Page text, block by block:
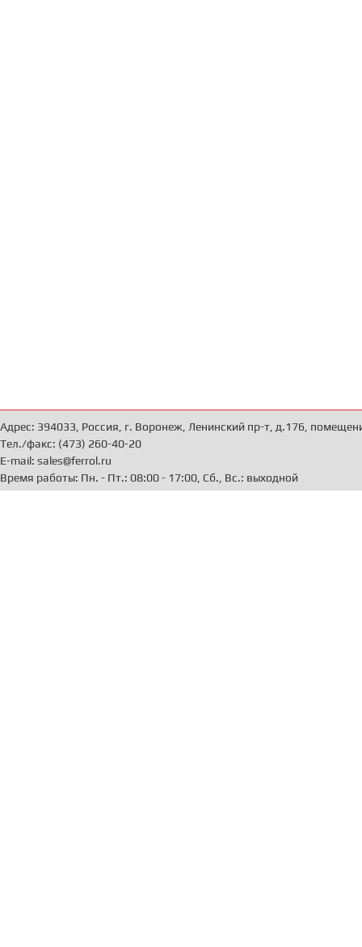
Адрес: 394033, Россия, г. Воронеж, Ленинский пр-т, д.176,
Тел./факс: (473) 260-40-20
E-mail: sales@ferrol.ru
Время работы: Пн. - Пт.: 08:00 - 17:00, Сб., Вс.: выходной